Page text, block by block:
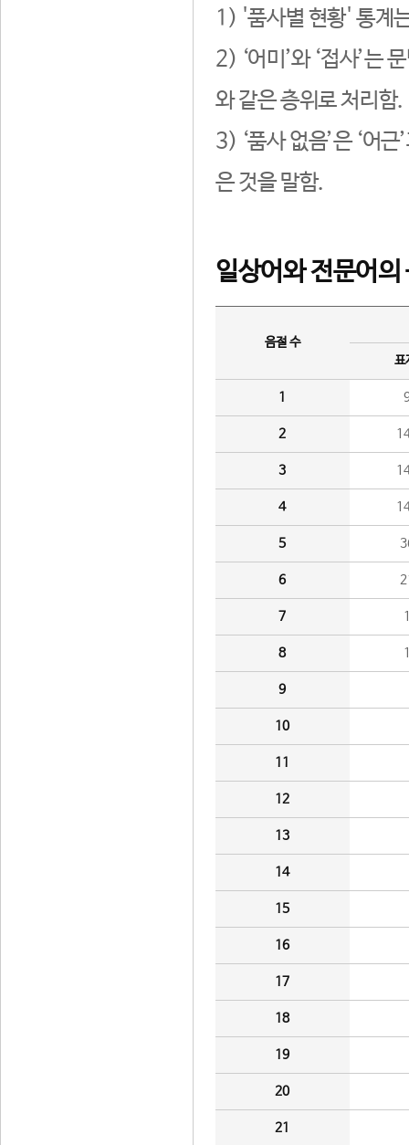
1) '품사별 현황' 통계
2) ‘어미’와 ‘접사’는
와 같은 층위로 처리함.
3) ‘품사 없음’은 ‘어
은 것을 말함.
일상어와 전문어의
음절 수
표
1
2
3
4
5
6
7
8
9
10
11
12
13
14
15
16
17
18
19
20
21